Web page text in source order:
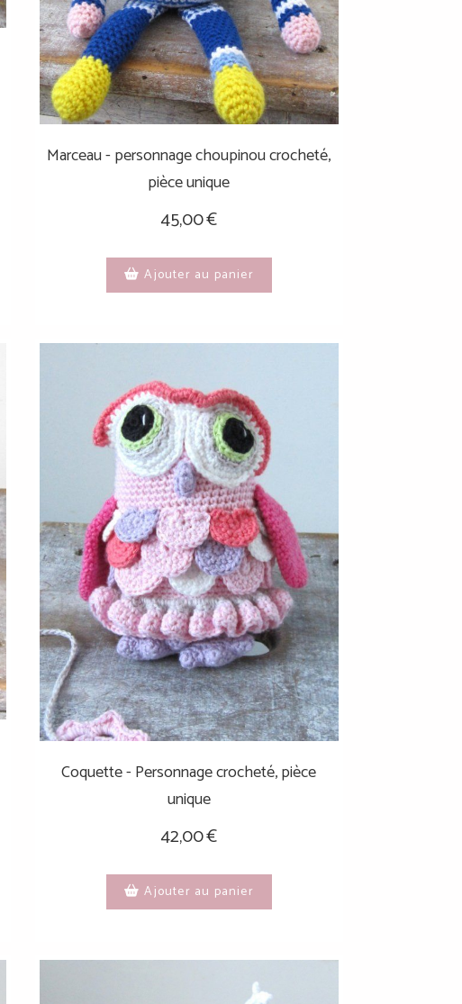
Marceau - personnage choupinou crocheté,
pièce unique
45,00€
Ajouter au panier
Coquette - Personnage crocheté, pièce
unique
42,00€
Ajouter au panier